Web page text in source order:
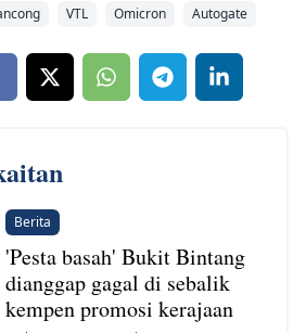
VTL Omicron Autogate
Berita
'Pesta basah' Bukit Bintang
dianggap gagal di sebalik
kempen promosi kerajaan